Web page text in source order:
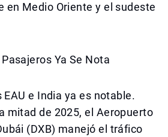
en Medio Oriente y el sudeste
Ya Se Nota
e India ya es notable.
mitad de 2025, el Aeropuerto
(DXB) manejó el tráfico